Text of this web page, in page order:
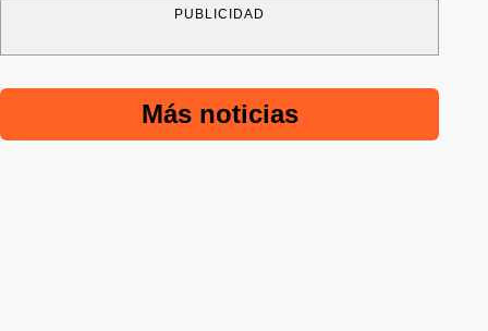
PUBLICIDAD
Más noticias